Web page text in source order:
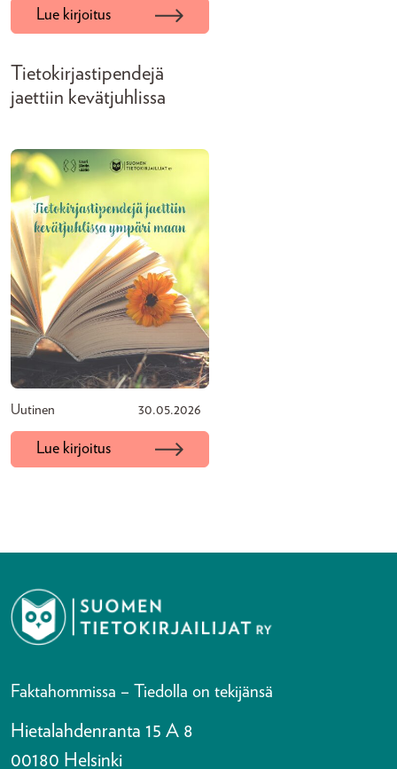
Lue kirjoitus
Tietokirjastipendejä
jaettiin kevätjuhlissa
Uutinen 30.05.2026
Lue kirjoitus
Faktahommissa – Tiedolla on tekijänsä
Hietalahdenranta 15 A 8
00180 Helsinki